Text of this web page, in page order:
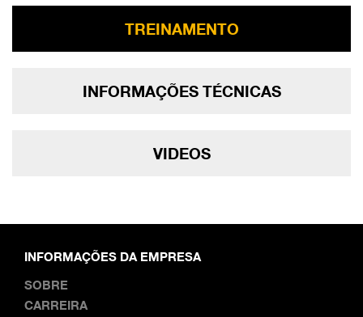
TREINAMENTO
INFORMAÇÕES TÉCNICAS
VIDEOS
INFORMAÇÕES DA EMPRESA
SOBRE
CARREIRA